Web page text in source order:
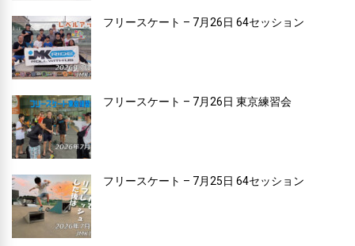
フリースケート – 7月26日 64セッション
フリースケート – 7月26日 東京練習会
フリースケート – 7月25日 64セッション